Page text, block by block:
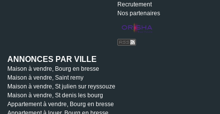
Recrutement
Nos partenaires
ANNONCES PAR VILLE
Maison à vendre, Bourg en bresse
Maison à vendre, Saint remy
Maison à vendre, St julien sur reyssouze
Maison à vendre, St denis les bourg
Appartement à vendre, Bourg en bresse